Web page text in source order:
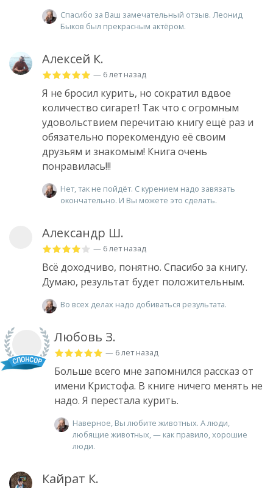
Спасибо за Ваш замечательный отзыв. Леонид
Быков был прекрасным актёром.
Алексей К.
— 6 лет назад
Я не бросил курить, но сократил вдвое
количество сигарет! Так что с огромным
удовольствием перечитаю книгу ещё раз и
обязательно порекомендую её своим
друзьям и знакомым! Книга очень
понравилась!!!
Нет, так не пойдёт. С курением надо завязать
окончательно. И Вы можете это сделать.
Александр Ш.
— 6 лет назад
Всё доходчиво, понятно. Спасибо за книгу.
Думаю, результат будет положительным.
Во всех делах надо добиваться результата.
Любовь З.
— 6 лет назад
Больше всего мне запомнился рассказ от
имени Кристофа. В книге ничего менять не
надо. Я перестала курить.
Наверное, Вы любите животных. А люди,
любящие животных, — как правило, хорошие
люди.
Кайрат К.